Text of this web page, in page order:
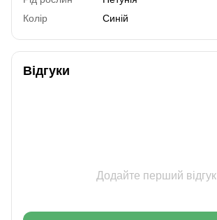
Колір
Синій
Відгуки
Додайте перший відгук